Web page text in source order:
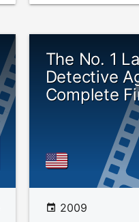
The No. 1
Detective
Complete
2009